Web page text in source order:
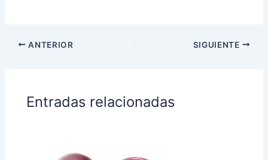
ANTERIOR SIGUIENTE
Entradas relacionadas